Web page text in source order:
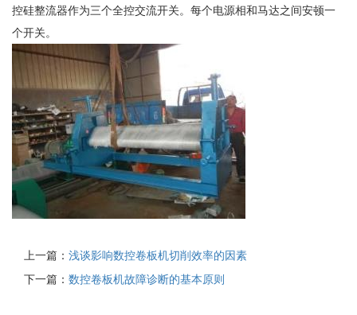
控硅整流器作为三个全控交流开关。每个电源相和马达之间安顿一
个开关。
上一篇： 浅谈影响数控卷板机切削效率的因素
下一篇： 数控卷板机故障诊断的基本原则